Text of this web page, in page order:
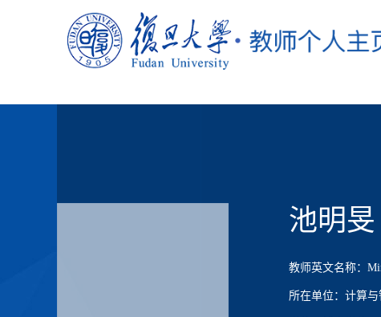
池明旻
教师英文名称：
所在单位：计算